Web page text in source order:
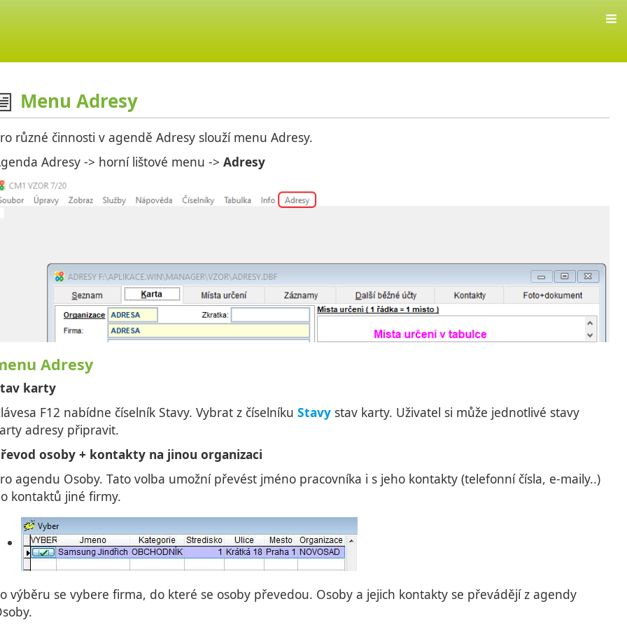
Menu Adresy
různé činnosti v agendě Adresy slouží menu Adresy.
Adresy -> horní lištové menu -> Adresy
Adresy
karty
F12 nabídne číselník Stavy. Vybrat z číselníku Stavy stav karty. Uživatel si může jednotlivé stavy
adresy připravit.
osoby + kontakty na jinou organizaci
agendu Osoby. Tato volba umožní převést jméno pracovníka i s jeho kontakty (telefonní čísla, e-maily..)
kontaktů jiné firmy.
výběru se vybere firma, do které se osoby převedou. Osoby a jejich kontakty se převádějí z agendy